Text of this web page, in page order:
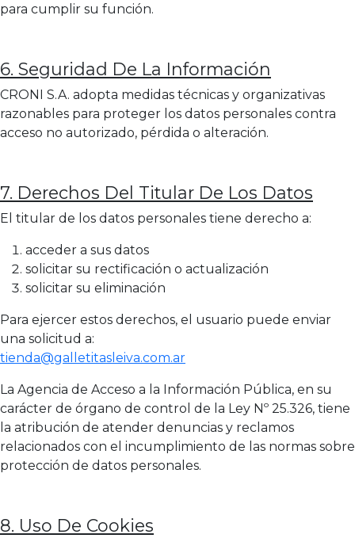
para cumplir su función.
6. Seguridad De La Información
CRONI S.A. adopta medidas técnicas y organizativas
razonables para proteger los datos personales contra
acceso no autorizado, pérdida o alteración.
7. Derechos Del Titular De Los Datos
El titular de los datos personales tiene derecho a:
acceder a sus datos
solicitar su rectificación o actualización
solicitar su eliminación
Para ejercer estos derechos, el usuario puede enviar
una solicitud a:
tienda@galletitasleiva.com.ar
La Agencia de Acceso a la Información Pública, en su
carácter de órgano de control de la Ley Nº 25.326, tiene
la atribución de atender denuncias y reclamos
relacionados con el incumplimiento de las normas sobre
protección de datos personales.
8. Uso De Cookies